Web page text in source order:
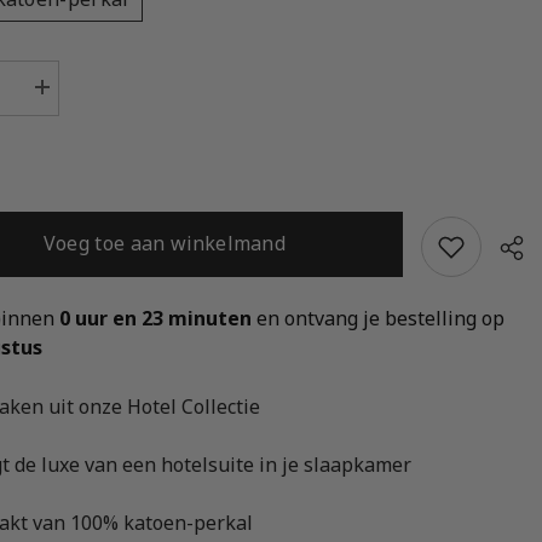
Aantal
Green
100%
Perkal
Voeg toe aan winkelmand
0 uur en 23 minuten en ontvang je bestelling op
uit onze Hotel Collectie
de luxe van een hotelsuite in je slaapkamer
van 100% katoen-perkal